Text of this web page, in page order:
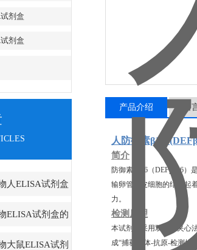
剂盒
剂盒
人ELISA试剂盒
的重要性
ELISA试剂盒的
大鼠ELISA试剂
产品介绍 留
人防御素
简介
防御素β126（DEFβ126
输卵管上皮细胞的结合起
力。
检测原理
本试剂盒采用双抗体夹心
成“捕获抗体-抗原-检测抗